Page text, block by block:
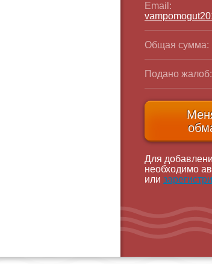
Email:
Общая сумма:
Подано жалоб:
Для
необходимо
или